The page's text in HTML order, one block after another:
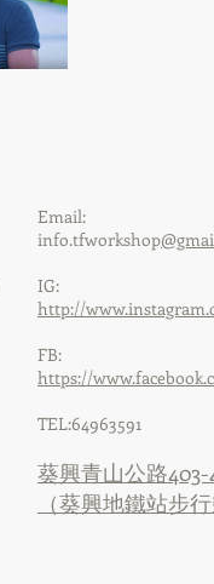
Email:
info.tfworkshop
IG:
http://
FB:
https://
TEL:64963591
葵興青山公路
（葵興地鐵站步